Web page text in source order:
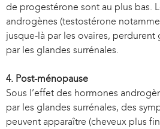
de progestérone sont au plus bas.
androgènes (testostérone
jusque-là par les ovaires, perdurent
par les glandes surrénales.
4. Post-ménopause
Sous l’effet des hormones
par les glandes surrénales, des
peuvent apparaître (cheveux plus